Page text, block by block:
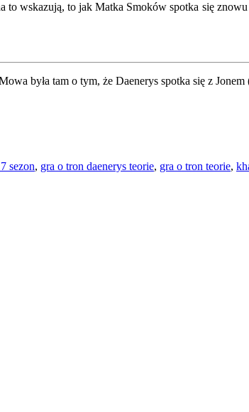
wskazują, to jak Matka Smoków spotka się
była tam o tym, że Daenerys spotka się z Jonem
sezon, gra o tron daenerys teorie, gra o tron teorie,